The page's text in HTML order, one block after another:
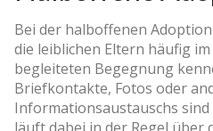
Bei der halboffenen
die leiblichen Eltern häufig
begleiteten Begegnung
Briefkontakte, Fotos oder
Informationsaustauschs